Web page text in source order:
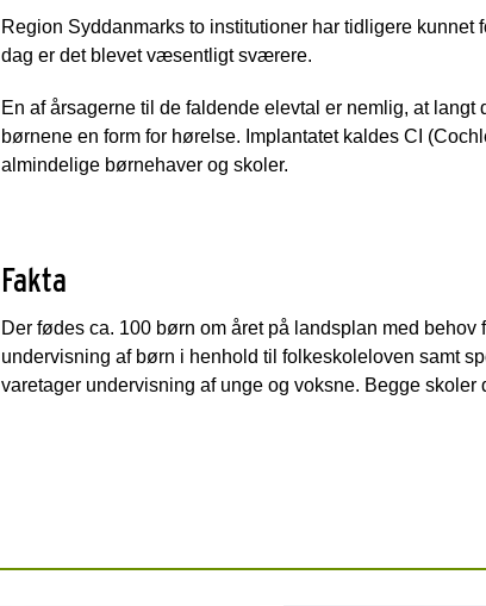
Region Syddanmarks to institutioner har tidligere
dag er det blevet væsentligt sværere.
En af årsagerne til de faldende elevtal er nemlig, at
børnene en form for hørelse. Implantatet kaldes CI
almindelige børnehaver og skoler.
Fakta
Der fødes ca. 100 børn om året på landsplan med
undervisning af børn i henhold til folkeskoleloven samt
varetager undervisning af unge og voksne. Begge skoler